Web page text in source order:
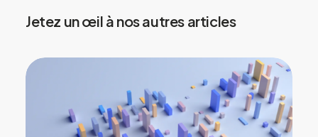
Jetez un œil à nos autres articles